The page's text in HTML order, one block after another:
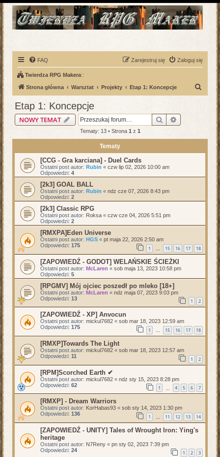
FAQ Zaloguj się
Zarejestruj się
Twierdza RPG Makera::
Strona główna Warsztat Projekty Etap 1: Koncepcje
Etap 1: Koncepcje
NOWY TEMAT Szukaj
Tematy: 13 • Strona 1 z 1
Tematy
[CCG - Gra karciana] - Duel Cards
Ostatni post autor: Rubin « czw lip 02, 2026 10:00 am
Odpowiedzi: 4
[2k3] GOAL BALL
Ostatni post autor: Rubin « ndz cze 07, 2026 8:43 pm
Odpowiedzi: 2
[2k3] Classic RPG
Ostatni post autor: Roksa « czw cze 04, 2026 5:51 pm
Odpowiedzi: 2
[RMXPA]Eden Universe
Ostatni post autor: HGS « pt maja 22, 2026 2:50 am
Odpowiedzi: 175 1 … 15 16 17 18
[ZAPOWIEDŹ - GODOT] WELAŃSKIE ŚCIEŻKI
Ostatni post autor: McLaren « sob maja 13, 2023 10:58 pm
Odpowiedzi: 5
[RPGMV] Mój ojciec poszedł po mleko [18+]
Ostatni post autor: McLaren « ndz maja 07, 2023 9:03 pm
Odpowiedzi: 13 1 2
[ZAPOWIEDŹ - XP] Anvocun
Ostatni post autor: mickul7682 « sob mar 18, 2023 12:59 am
Odpowiedzi: 175 1 … 15 16 17 18
[RMXP]Towards The Light
Ostatni post autor: mickul7682 « sob mar 18, 2023 12:57 am
Odpowiedzi: 11 1 2
[RPM]Scorched Earth ✔
Ostatni post autor: mickul7682 « ndz sty 15, 2023 8:28 pm
Odpowiedzi: 62 1 4 5 6 7
[RMXP] - Dream Warriors
Ostatni post autor: KorHabas93 « sob sty 14, 2023 1:30 pm
Odpowiedzi: 136 1 … 11 12 13 14
[ZAPOWIEDŹ - UNITY] Tales of Wrought Iron: Ying's
heritage
Ostatni post autor: N7Reny « pn sty 02, 2023 7:39 pm
Odpowiedzi: 24 1 2 3